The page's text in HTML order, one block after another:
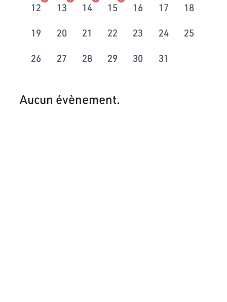
12 13 14 15 16 17 18
19 20 21 22 23 24 25
26 27 28 29 30 31
Aucun évènement.